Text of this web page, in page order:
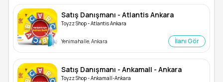
Satış Danışmanı - Atlantis Ankara
Toyzz Shop - Atlantis Ankara
Yenimahalle, Ankara İlanı Gör
Satış Danışmanı - Ankamall - Ankara
Toyzz Shop - Ankamall-Ankara